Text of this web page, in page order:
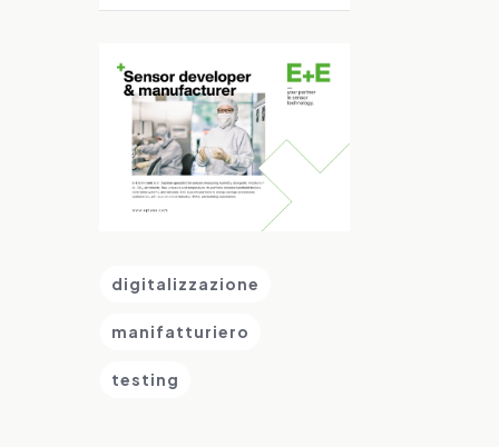
digitalizzazione
manifatturiero
testing